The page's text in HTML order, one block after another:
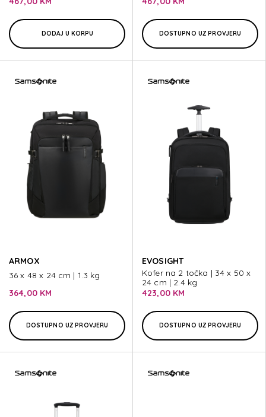
DODAJ U KORPU DOSTUPNO UZ PROVJERU
ARMOX
36 x 48 x 24 cm | 1.3 kg
364,00 KM
DOSTUPNO UZ PROVJERU
EVOSIGHT
Kofer na 2 točka | 34 x 50 x
24 cm | 2.4 kg
423,00 KM
DOSTUPNO UZ PROVJERU